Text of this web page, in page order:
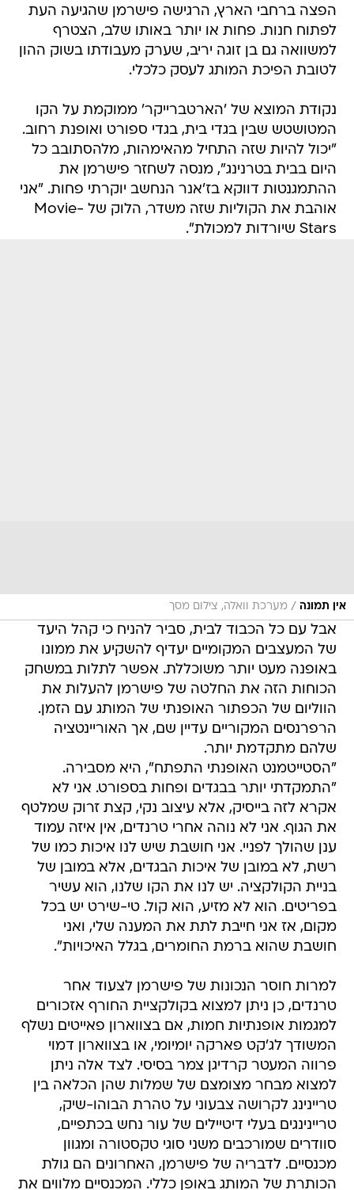
הפצה ברחבי הארץ, הרגישה פישרמן שהגיעה העת
לפתוח חנות. פחות או יותר באותו שלב, הצטרף
למשוואה גם בן זוגה יריב, שערק מעבודתו בשוק ההון
לטובת הפיכת המותג לעסק כלכלי.
נקודת המוצא של 'הארטברייקר' ממוקמת על הקו
המטושטש שבין בגדי בית, בגדי ספורט ואופנת רחוב.
"יכול להיות שזה התחיל מהאימהות, מלהסתובב כל
היום בבית בטרנינג", מנסה לשחזר פישרמן את
ההתמגנטות דווקא בז'אנר הנחשב יוקרתי פחות. "אני
אוהבת את הקוליות שזה משדר, הלוק של Movie-
Stars שיורדות למכולת".
אין תמונה / מערכת וואלה, צילום מסך
אבל עם כל הכבוד לבית, סביר להניח כי קהל היעד
של המעצבים המקומיים יעדיף להשקיע את ממונו
באופנה מעט יותר משוכללת. אפשר לתלות במשחק
הכוחות הזה את החלטה של פישרמן להעלות את
הווליום של הכפתור האופנתי של המותג עם הזמן.
הרפרנסים המקוריים עדיין שם, אך האוריינטציה
שלהם מתקדמת יותר.
"הסטייטמנט האופנתי התפתח", היא מסבירה.
"התמקדתי יותר בבגדים ופחות בספורט. אני לא
אקרא לזה בייסיק, אלא עיצוב נקי, קצת זרוק שמלטף
את הגוף. אני לא נוהה אחרי טרנדים, אין איזה עמוד
ענן שהולך לפניי. אני חושבת שיש לנו איכות כמו של
רשת, לא במובן של איכות הבגדים, אלא במובן של
בניית הקולקציה. יש לנו את הקו שלנו, הוא עשיר
בפריטים. הוא לא מזיע, הוא קול. טי-שירט יש בכל
מקום, אז אני חייבת לתת את המענה שלי, ואני
חושבת שהוא ברמת החומרים, בגלל האיכויות".
למרות חוסר הנכונות של פישרמן לצעוד אחר
טרנדים, כן ניתן למצוא בקולקציית החורף אזכורים
למגמות אופנתיות חמות, אם בצווארון פאייטים נשלף
המשודך לג'קט פארקה יומיומי, או בצווארון דמוי
פרווה המעטר קרדיגן צמר בסיסי. לצד אלה ניתן
למצוא מבחר מצומצם של שמלות שהן הכלאה בין
טריינינג לקרושה צבעוני על טהרת הבוהו-שיק,
טריינינגים בעלי דיטיילים של עור נחש בכתפיים,
סוודרים שמורכבים משני סוגי טקסטורה ומגוון
מכנסיים. לדבריה של פישרמן, האחרונים הם גולת
הכותרת של המותג באופן כללי. המכנסיים מלווים את